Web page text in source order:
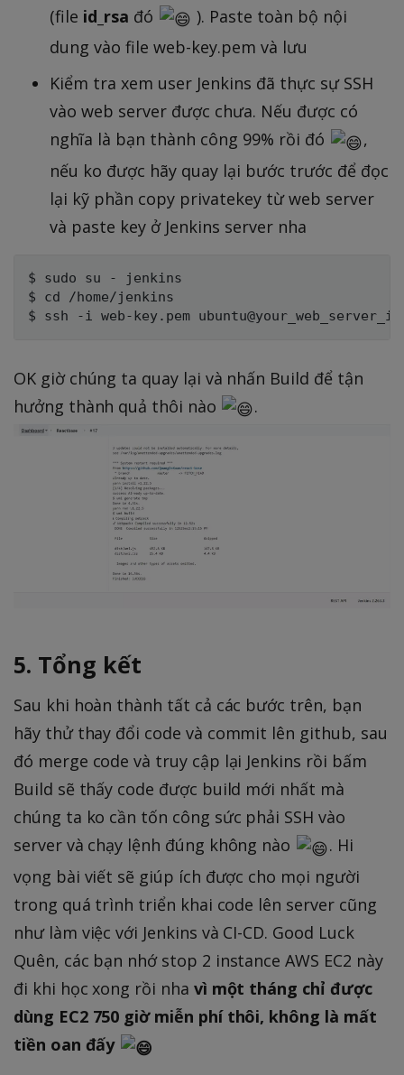
(file id_rsa đó
). Paste toàn bộ nội
dung vào file web-key.pem và lưu
Kiểm tra xem user Jenkins đã thực sự SSH
vào web server được chưa. Nếu được có
nghĩa là bạn thành công 99% rồi đó
,
nếu ko được hãy quay lại bước trước để đọc
lại kỹ phần copy privatekey từ web server
và paste key ở Jenkins server nha
$ sudo su - jenkins
$ cd /home/jenkins
OK giờ chúng ta quay lại và nhấn Build để tận
hưởng thành quả thôi nào
.
5. Tổng kết
Sau khi hoàn thành tất cả các bước trên, bạn
hãy thử thay đổi code và commit lên github, sau
đó merge code và truy cập lại Jenkins rồi bấm
Build sẽ thấy code được build mới nhất mà
chúng ta ko cần tốn công sức phải SSH vào
server và chạy lệnh đúng không nào
. Hi
vọng bài viết sẽ giúp ích được cho mọi người
trong quá trình triển khai code lên server cũng
như làm việc với Jenkins và CI-CD. Good Luck
Quên, các bạn nhớ stop 2 instance AWS EC2 này
đi khi học xong rồi nha vì một tháng chỉ được
dùng EC2 750 giờ miễn phí thôi, không là mất
tiền oan đấy